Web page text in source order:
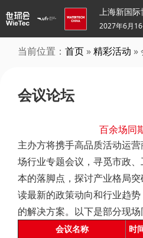
上海新国
2027年6月
当前位置： 首页 »精彩活动 »
会议论坛
百余场同
主办方将携手高品质活动运
场行业专题会议，寻觅市政
本的落脚点，探讨产业格局
读最新的政策动向和行业趋
的解决方案。以下是部分现场
会议名称 时